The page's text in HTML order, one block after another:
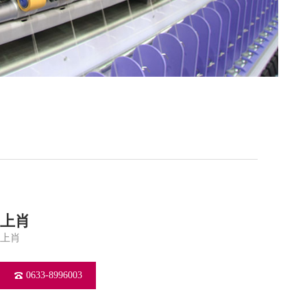
上肖
上肖
0633-8996003